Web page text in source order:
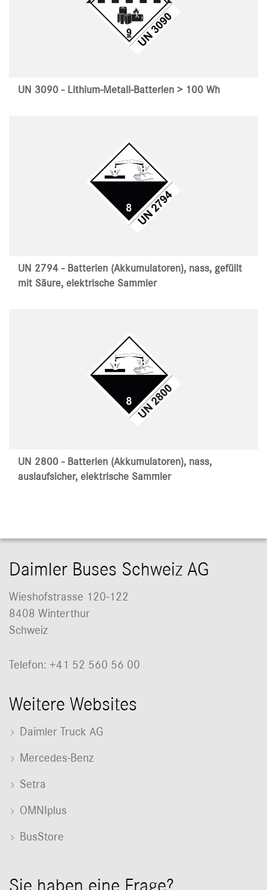
UN 3090 - Lithium-Metall-Batterien > 100 Wh
UN 2794 - Batterien (Akkumulatoren), nass, gefüllt
mit Säure, elektrische Sammler
UN 2800 - Batterien (Akkumulatoren), nass,
auslaufsicher, elektrische Sammler
Daimler Buses Schweiz AG
Wieshofstrasse 120-122
8408 Winterthur
Schweiz
Telefon: +41 52 560 56 00
Weitere Websites
Daimler Truck AG
Mercedes-Benz
Setra
OMNIplus
BusStore
Sie haben eine Frage?